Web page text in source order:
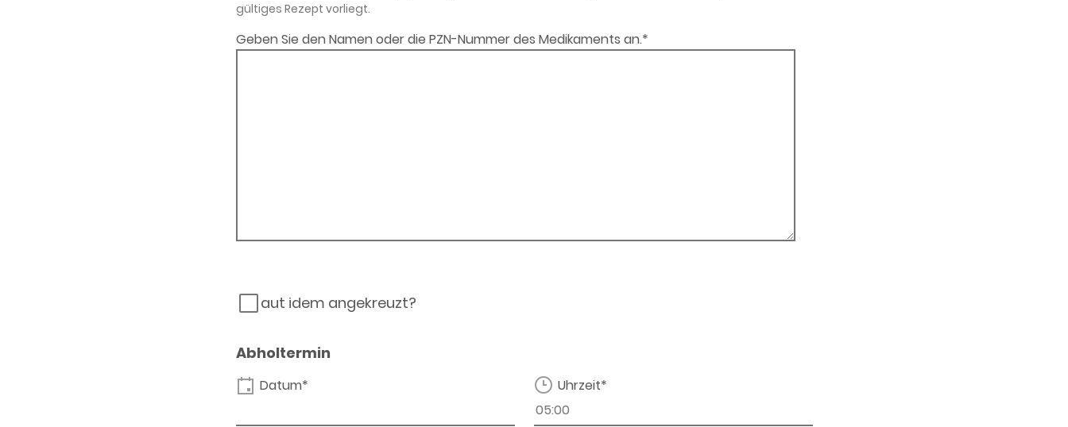
gültiges Rezept vorliegt.
Geben Sie den Namen oder die PZN-Nummer des Medikaments an.*
aut idem angekreuzt?
Abholtermin
Datum* Uhrzeit*